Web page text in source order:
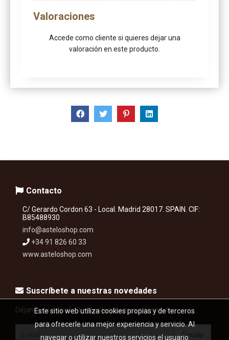
Valoraciones
Accede como cliente si quieres dejar una
valoración en este producto.
Contacto
C/ Gerardo Cordon 63 - Local. Madrid 28017. SPAIN. CIF:
B85488930
info@asteloshop.com
+34 91 826 60 33
www.asteloshop.com
Suscríbete a nuestras novedades
Déjanos tu e-mail y te mantendremos informado...
Enviar
Este sitio web utiliza cookies propias y de terceros
para ofrecerle una mejor experiencia y servicio. Al
navegar o utilizar nuestros servicios el usuario